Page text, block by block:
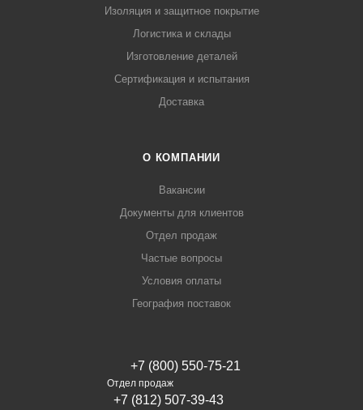
Изоляция и защитное покрытие
Логистика и склады
Изготовление деталей
Сертификация и испытания
Доставка
О КОМПАНИИ
Вакансии
Документы для клиентов
Отдел продаж
Частые вопросы
Условия оплаты
География поставок
+7 (800) 550-75-21
Отдел продаж
+7 (812) 507-39-43